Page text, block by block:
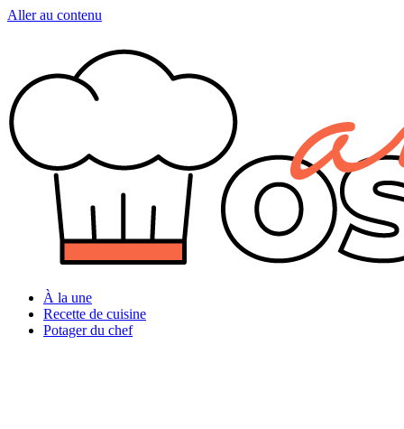
Aller au contenu
À la une
Recette de cuisine
Potager du chef